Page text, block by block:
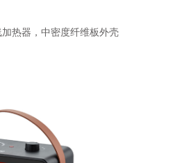
热器，中密度纤维板外壳